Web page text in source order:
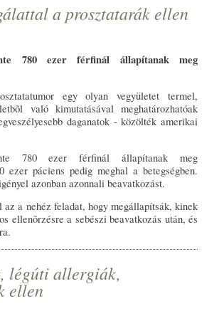
a prosztatarák ellen
780 ezer férfinál állapítanak meg
egy olyan vegyületet termel,
való kimutatásával meghatározhatóak
daganatok - közölték amerikai
780 ezer férfinál állapítanak meg
ezer páciens pedig meghal a betegségben.
azonban azonnali beavatkozást.
az a nehéz feladat, hogy megállapítsák, kinek
ellenõrzésre a sebészi beavatkozás után, és
légúti allergiák,
ellen